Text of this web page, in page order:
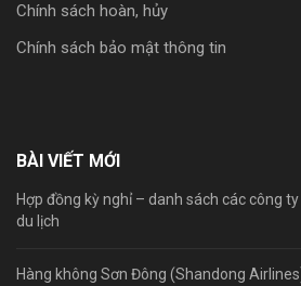
Chính sách hoàn, hủy
Chính sách bảo mật thông tin
BÀI VIẾT MỚI
Hợp đồng kỳ nghỉ – danh sách các công
du lịch
Hàng không Sơn Đông (Shandong